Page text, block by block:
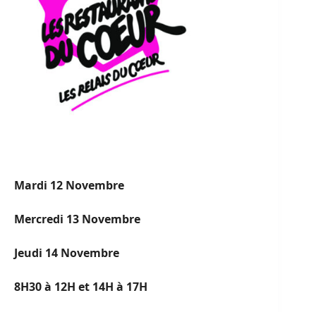
Mardi 12 Novembre
Mercredi 13 Novembre
Jeudi 14 Novembre
8H30 à 12H et 14H à 17H